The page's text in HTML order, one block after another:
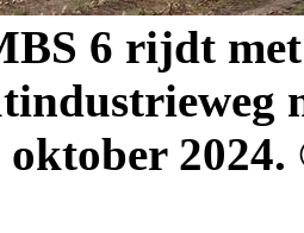
6 rijdt met
oktober